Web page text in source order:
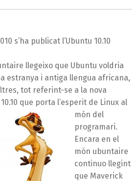
s’ha publicat l’Ubuntu 10.10
llegeixo que Ubuntu voldria
estranya i antiga llengua africana,
tot referint-se a la nova
0.10 que porta l’esperit de Linux al
món del
programari.
Encara en el
món ubuntaire
continuo llegint
que Maverick